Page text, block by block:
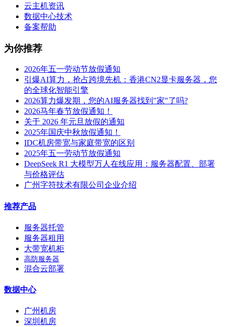
云主机资讯
数据中心技术
备案帮助
为你推荐
2026年五一劳动节放假通知
引爆AI算力，抢占跨境先机：香港CN2显卡服务器，您
的全球化智能引擎
2026算力爆发期，您的AI服务器找到"家"了吗?
2026马年春节放假通知！
关于 2026 年元旦放假的通知
2025年国庆中秋放假通知！
IDC机房带宽与家庭带宽的区别
2025年五一劳动节放假通知
DeepSeek R1 大模型万人在线应用：服务器配置、部署
与价格评估
广州字符技术有限公司企业介绍
推荐产品
服务器托管
服务器租用
大带宽机柜
高防服务器
混合云部署
数据中心
广州机房
深圳机房